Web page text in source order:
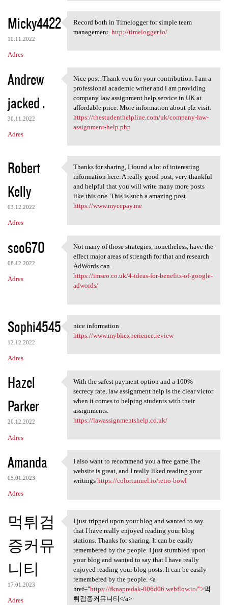
Micky4422
10.11.2022
Adres
Record both in Timelogger for
Record both in Timelogger for simple team
management. http://timelogger.io/
Andrew
jacked .
30.11.2022
Adres
Nice post. Thank you for your
Nice post. Thank you for your contribution. I am a
professional academic writer and i am providing
company law assignment help service in UK at
affordable price. More information about plz visit:
https://thestudenthelpline.com/uk/company-law-
assignment-help.php
Robert
Kelly
03.12.2022
Adres
Thanks for sharing, I found a
Thanks for sharing, I found a lot of interesting
information here. A really good post, very thankful
and helpful that you will write many more posts
like this one. This is such a amazing post.
https://www.myccpay.me
seo670
08.12.2022
Adres
Not many of those strategies,
Not many of those strategies, nonetheless, have the
effect major areas of strength for that and research
AdWords can.
https://imseo.co.uk/4-ideas-for-benefits-of-google-
adwords/
Sophi4545
12.12.2022
Adres
nice information
nice information
https://www.mybkexperience.review
Hazel
Parker
20.12.2022
Adres
With the safest payment
With the safest payment option and a 100%
secrecy rate, law assignment help is the clear victor
when it comes to helping students with their
assignments.
https://lawassignmentshelp.co.uk/
Amanda
05.01.2023
Adres
I also want to recommend you
I also want to recommend you a free game.The
website is great, and I really liked reading your
writings https://colortunnel.io/retro-bowl
먹튀검
증커뮤
니티
17.01.2023
Adres
I just tripped upon your blog
I just tripped upon your blog and wanted to say
that I have really enjoyed reading your blog
stations. Thanks for sharing. It can be easily
remembered by the people. I just stumbled upon
your blog and wanted to say that I have really
enjoyed reading your blog posts. It can be easily
remembered by the people. <a
href="https://fknapredak-006d06.webflow.io/">먹
튀검증커뮤니티</a>